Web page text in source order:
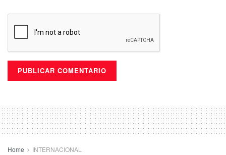
Home INTERNACIONAL